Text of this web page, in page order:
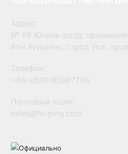
Адрес:
№ 88 Юнань-роуд,
йон Хуишань, город Уси,
Телефон:
+86-0510-83887796
Почтовый ящик:
sales@fu-ping.com